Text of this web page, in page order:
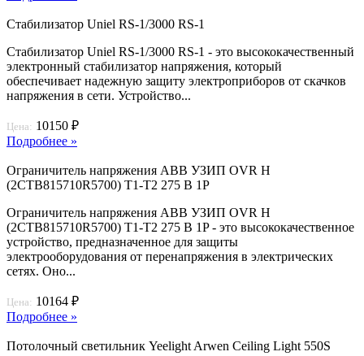
Стабилизатор Uniel RS-1/3000 RS-1
Стабилизатор Uniel RS-1/3000 RS-1 - это высококачественный
электронный стабилизатор напряжения, который
обеспечивает надежную защиту электроприборов от скачков
напряжения в сети. Устройство...
Цена: 10150 ₽
Подробнее »
Ограничитель напряжения ABB УЗИП OVR H
(2CTB815710R5700) T1-T2 275 В 1P
Ограничитель напряжения ABB УЗИП OVR H
(2CTB815710R5700) T1-T2 275 В 1P - это высококачественное
устройство, предназначенное для защиты
электрооборудования от перенапряжения в электрических
сетях. Оно...
Цена: 10164 ₽
Подробнее »
Потолочный светильник Yeelight Arwen Ceiling Light 550S